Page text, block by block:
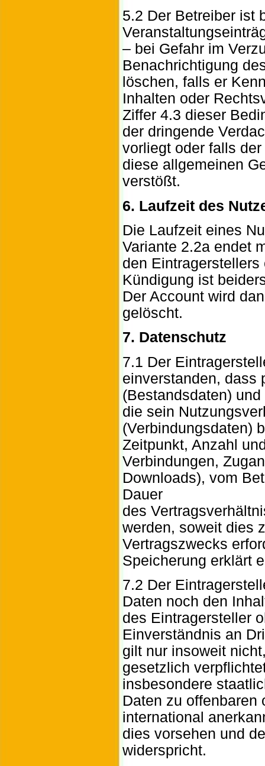
5.2 Der Betreiber ist
– bei Gefahr im
Benachrichtigung
löschen, falls er
Inhalten oder
Ziffer 4.3 dieser
der dringende
vorliegt oder falls
diese allgemeinen
verstößt.
6. Laufzeit des
Die Laufzeit eines
Variante 2.2a endet
den
Kündigung ist
Der Account wird
gelöscht.
7. Datenschutz
7.1 Der
einverstanden, dass
(Bestandsdaten)
die sein
(Verbindungsdaten)
Zeitpunkt, Anzahl
Verbindungen,
Downloads), vom
Dauer
des
werden, soweit dies
Vertragszwecks
Speicherung erklärt
7.2 Der
Daten noch den
des Eintragersteller
Einverständnis an
gilt nur insoweit
gesetzlich
insbesondere
Daten zu offenbaren
international
dies vorsehen und
widerspricht.